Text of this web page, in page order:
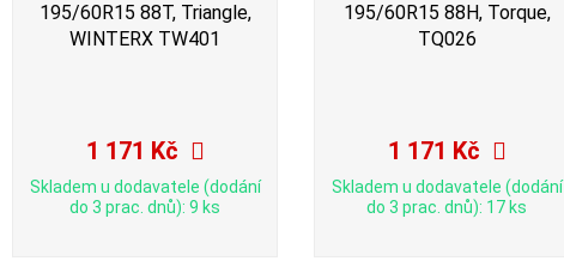
195/60R15 88T, Triangle,
WINTERX TW401
1 171 Kč
Skladem u dodavatele (dodání
do 3 prac. dnů): 9 ks
195/60R15 88H, Torque,
TQ026
1 171 Kč
Skladem u dodavatele (dodání
do 3 prac. dnů): 17 ks